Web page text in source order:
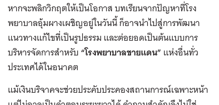
หากจะพลิกวิกฤตให้เป็นโอกาส บทเรียนจากปัญหาที่โรง
พยาบาลอุ้มผางเผชิญอยู่ในวันนี้ ก็อาจนำไปสู่การพัฒนา
แนวทางแก้ไขที่เป็นรูปธรรม และต่อยอดเป็นต้นแบบการ
บริหารจัดการสำหรับ“โรงพยาบาลชายแดน”แห่งอื่นทั่ว
ประเทศได้ในอนาคต
แม้เงินบริจาคจะช่วยประคับประคองสถานการณ์เฉพาะหน้า